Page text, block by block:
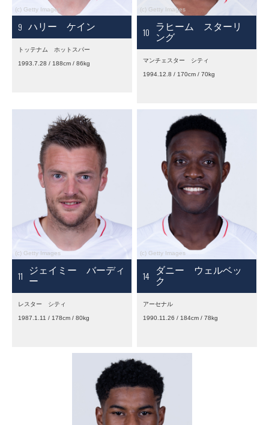
9 ハリー ケイン
トッテナム ホットスパー
1993.7.28 / 188cm / 86kg
10
ラヒーム スターリ
ング
マンチェスター シティ
1994.12.8 / 170cm / 70kg
11
ジェイミー バーディ
ー
レスター シティ
1987.1.11 / 178cm / 80kg
14
ダニー ウェルベッ
ク
アーセナル
1990.11.26 / 184cm / 78kg